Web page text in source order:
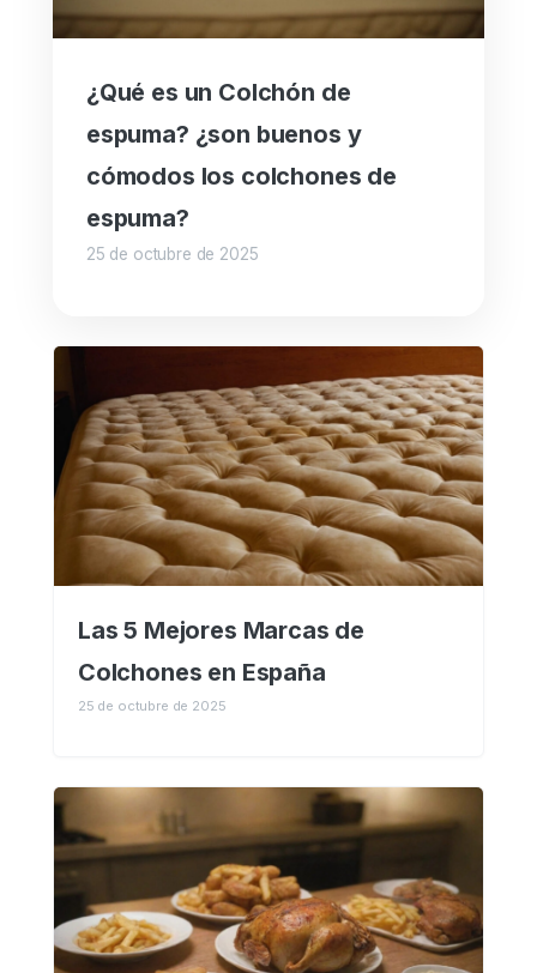
¿Qué es un Colchón de
espuma? ¿son buenos y
cómodos los colchones de
espuma?
25 de octubre de 2025
Las 5 Mejores Marcas de
Colchones en España
25 de octubre de 2025